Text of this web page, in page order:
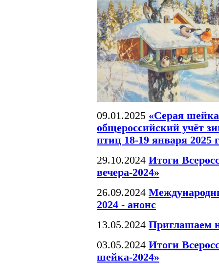
09.01.2025 «Серая
общероссийский учёт
птиц 18-19 января 2025
29.10.2024 Итоги
вечера-2024»
26.09.2024
2024 - анонс
13.05.2024 Приглашаем
03.05.2024 Итоги
шейка-2024»